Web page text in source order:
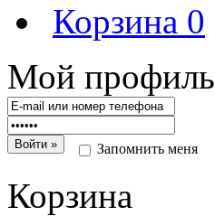
Корзина 0
Мой профиль
Запомнить меня
Корзина